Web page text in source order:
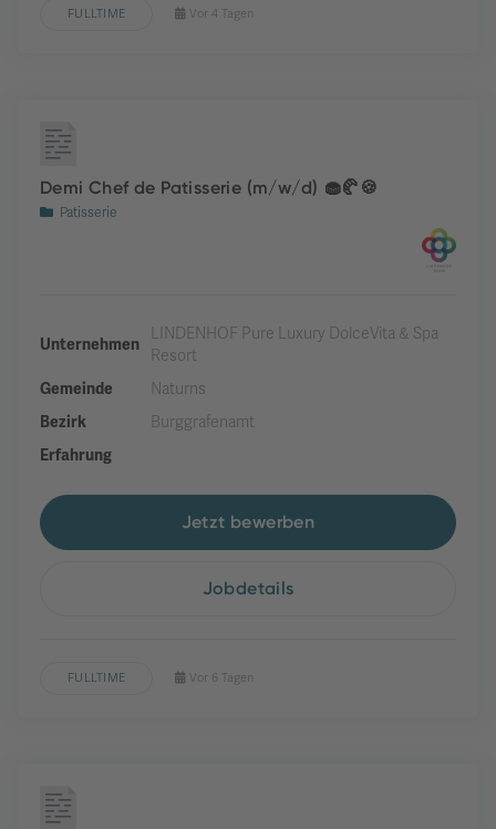
FULLTIME Vor 4 Tagen
Demi Chef de Patisserie (m/w/d) 🧁🥐🍪
Patisserie
Unternehmen
LINDENHOF Pure Luxury DolceVita & Spa
Resort
Gemeinde
Naturns
Bezirk
Burggrafenamt
Erfahrung
Jetzt bewerben
Jobdetails
FULLTIME Vor 6 Tagen